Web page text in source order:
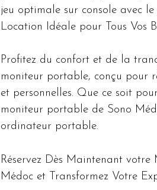
jeu optimale sur console avec
Location Idéale pour Tous Vos
Profitez du confort et de la
moniteur portable, conçu pour
et personnelles. Que ce soit
moniteur portable de Sono
ordinateur portable.
Réservez Dès Maintenant votre
Médoc et Transformez Votre